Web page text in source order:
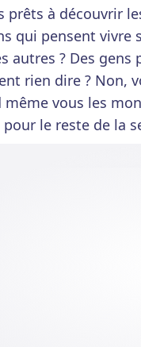
prêts à découvrir
qui pensent
autres ? Des gens
rien dire ? Non,
même vous les
le reste de la